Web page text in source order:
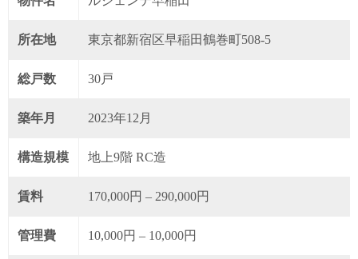
所在地 東京都新宿区早稲田鶴巻町508-5
総戸数 30戸
築年月 2023年12月
構造規模 地上9階 RC造
賃料 170,000円 – 290,000円
管理費 10,000円 – 10,000円